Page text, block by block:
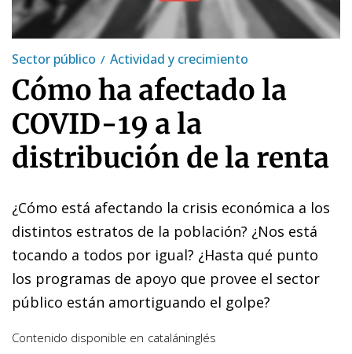
Sector público Actividad y crecimiento
Cómo ha afectado la
COVID-19 a la
distribución de la renta
¿Cómo está afectando la crisis económica a los
distintos estratos de la población? ¿Nos está
tocando a todos por igual? ¿Hasta qué punto
los programas de apoyo que provee el sector
público están amortiguando el golpe?
Contenido disponible en cataláninglés